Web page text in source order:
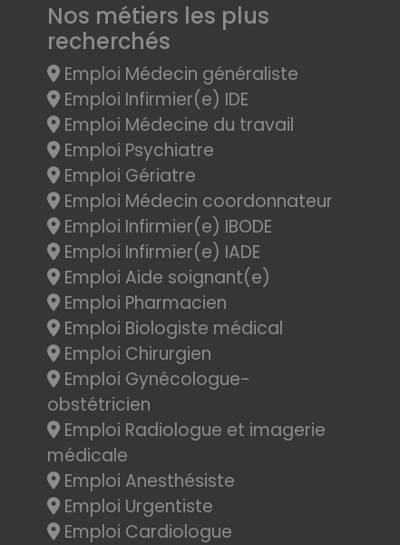
Nos métiers les plus
recherchés
Emploi Médecin généraliste
Emploi Infirmier(e) IDE
Emploi Médecine du travail
Emploi Psychiatre
Emploi Gériatre
Emploi Médecin coordonnateur
Emploi Infirmier(e) IBODE
Emploi Infirmier(e) IADE
Emploi Aide soignant(e)
Emploi Pharmacien
Emploi Biologiste médical
Emploi Chirurgien
Emploi Gynécologue-
obstétricien
Emploi Radiologue et imagerie
médicale
Emploi Anesthésiste
Emploi Urgentiste
Emploi Cardiologue